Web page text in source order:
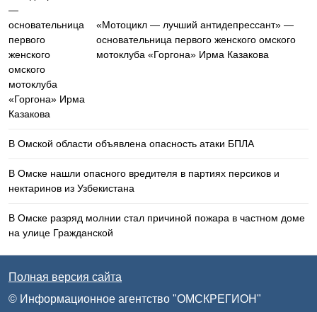
«Мотоцикл — лучший антидепрессант» —
основательница первого женского омского
мотоклуба «Горгона» Ирма Казакова
В Омской области объявлена опасность атаки БПЛА
В Омске нашли опасного вредителя в партиях персиков и
нектаринов из Узбекистана
В Омске разряд молнии стал причиной пожара в частном доме
на улице Гражданской
Полная версия сайта
© Информационное агентство "ОМСКРЕГИОН"